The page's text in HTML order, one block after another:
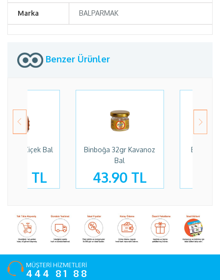
Marka BALPARMAK
Benzer Ürünler
32gr Kavanoz
TL
Balparmak Tüp 40gr
Yayla Çiçek Balı
79.90 TL
MÜŞTERİ HİZMETLERİ
444 81 88